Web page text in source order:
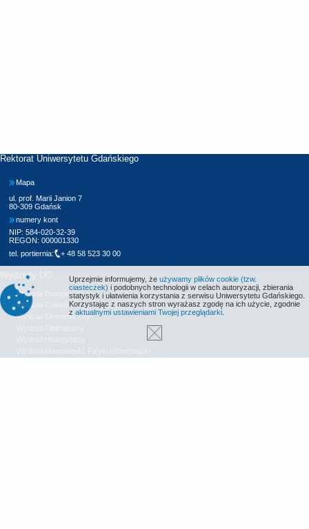
Rektorat Uniwersytetu Gdańskiego
Mapa
ul. prof. Marii Janion 7
80-309 Gdańsk
numery kont
NIP: 584-020-32-39
REGON: 000001330
tel. portiernia:
+ 48 58 523 30 00
Wydziały UG
Wydział Biologii
Wydział Chemii
Wydział Ekonomiczny
Uprzejmie informujemy, że używamy plików cookie (tzw.
ciasteczek) i podobnych technologii w celach autoryzacji, zbierania
statystyk i ułatwienia korzystania z serwisu Uniwersytetu Gdańskiego.
Korzystając z naszych stron wyrażasz zgodę na ich użycie, zgodnie
z aktualnymi ustawieniami Twojej przeglądarki